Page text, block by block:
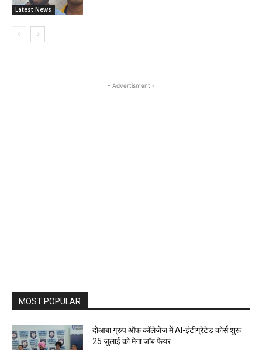
Latest News
- Advertisment -
MOST POPULAR
दोआबा ग्रुप ऑफ कॉलेजेज में AI-इंटीग्रेटेड कोर्स शुरू
25 जुलाई को मेगा जॉब फेयर